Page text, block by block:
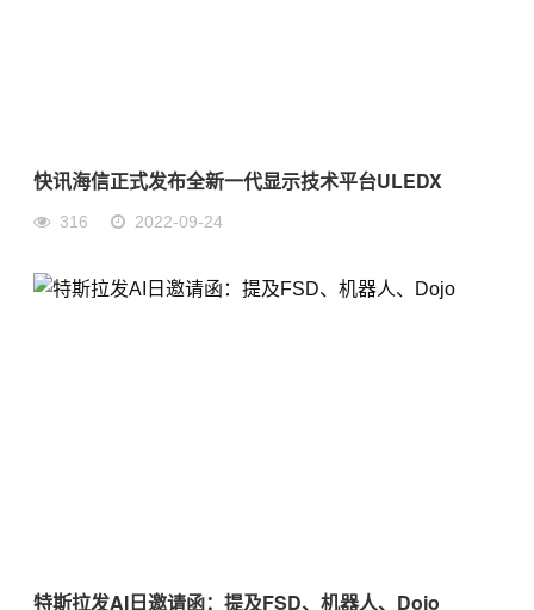
快讯海信正式发布全新一代显示技术平台ULEDX
316 2022-09-24
特斯拉发AI日邀请函：提及FSD、机器人、Dojo